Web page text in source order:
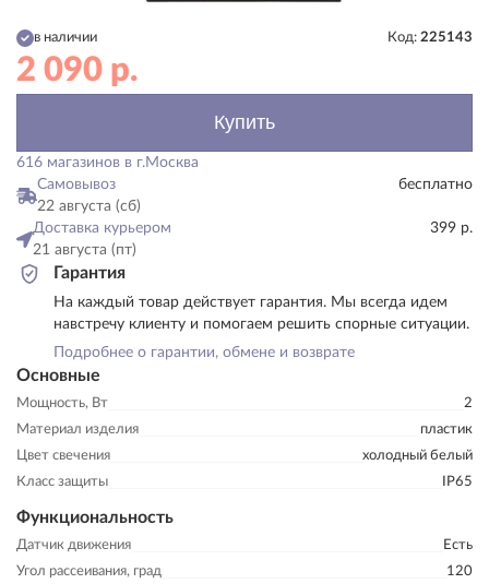
Основные
Мощность, Вт
2
Материал изделия
пластик
Цвет свечения
холодный белый
Класс защиты
IP65
Функциональность
Датчик движения
Есть
Угол рассеивания, град
120
в наличии Код: 225143
2 090 р.
Купить
616 магазинов в г.Москва
Самовывоз
22 августа (сб)
бесплатно
Доставка курьером
21 августа (пт)
399 р.
Гарантия
На каждый товар действует гарантия. Мы всегда идем
навстречу клиенту и помогаем решить спорные ситуации.
Подробнее о гарантии, обмене и возврате